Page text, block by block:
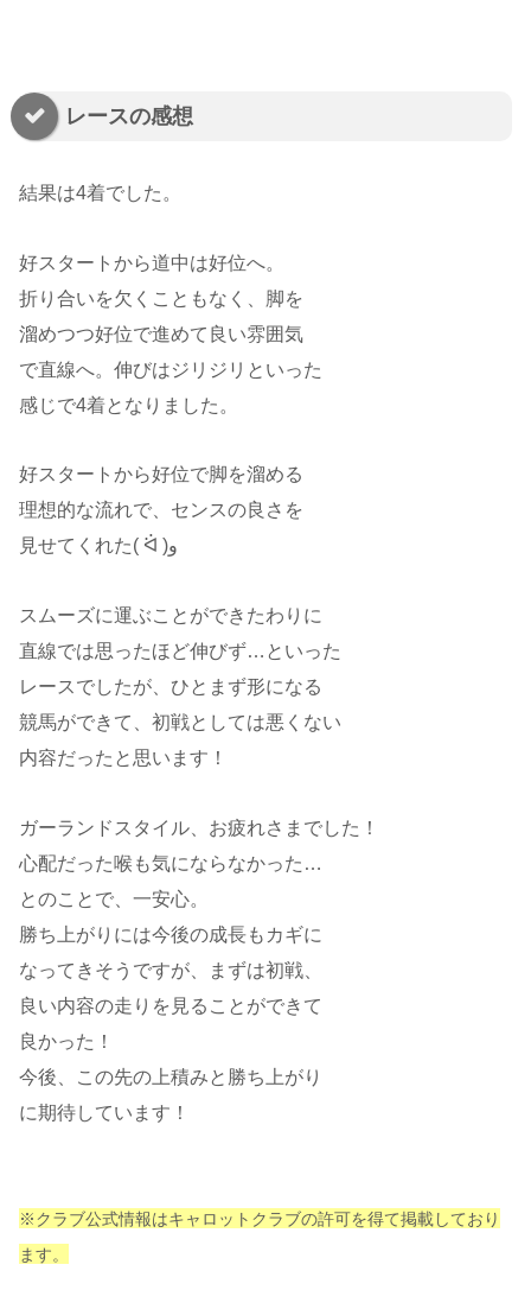
レースの感想
結果は4着でした。
好スタートから道中は好位へ。
折り合いを欠くこともなく、脚を
溜めつつ好位で進めて良い雰囲気
で直線へ。伸びはジリジリといった
感じで4着となりました。
好スタートから好位で脚を溜める
理想的な流れで、センスの良さを
見せてくれた( ᐛ )و
スムーズに運ぶことができたわりに
直線では思ったほど伸びず…といった
レースでしたが、ひとまず形になる
競馬ができて、初戦としては悪くない
内容だったと思います！
ガーランドスタイル、お疲れさまでした！
心配だった喉も気にならなかった…
とのことで、一安心。
勝ち上がりには今後の成長もカギに
なってきそうですが、まずは初戦、
良い内容の走りを見ることができて
良かった！
今後、この先の上積みと勝ち上がり
に期待しています！
※クラブ公式情報はキャロットクラブの許可を得て掲載しており
ます。